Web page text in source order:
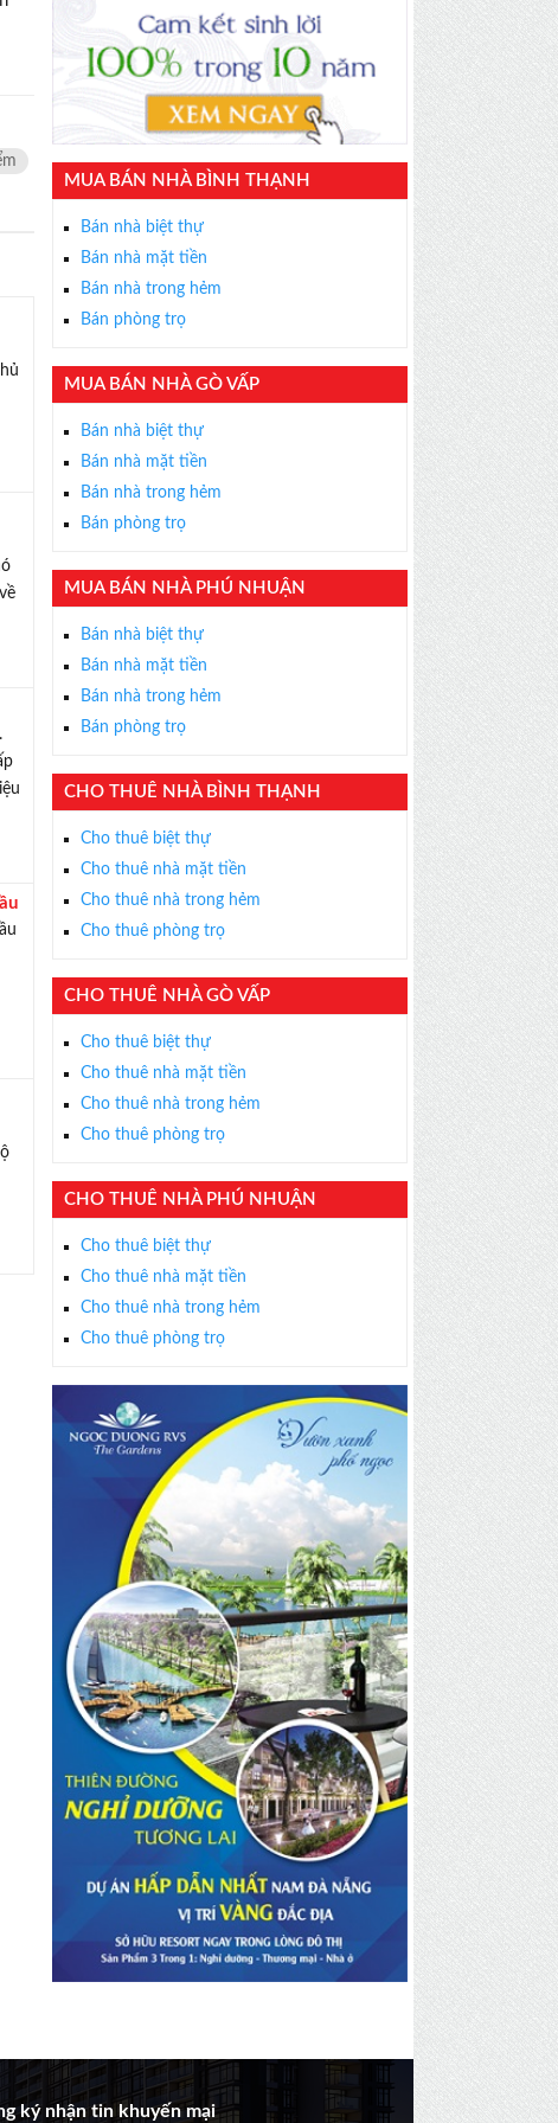
PHÍ
thân thiện, nhiệt tình,
tìm được BĐS ưng ý!
MUA BÁN NHÀ BÌNH THẠNH
Bán nhà biệt thự
Bán nhà mặt tiền
Bán nhà trong hẻm
Bán phòng trọ
MUA BÁN NHÀ GÒ VẤP
Bán nhà biệt thự
Bán nhà mặt tiền
Bán nhà trong hẻm
Bán phòng trọ
MUA BÁN NHÀ PHÚ NHUẬN
Bán nhà biệt thự
Bán nhà mặt tiền
Bán nhà trong hẻm
Bán phòng trọ
CHO THUÊ NHÀ BÌNH THẠNH
Cho thuê biệt thự
Cho thuê nhà mặt tiền
Cho thuê nhà trong hẻm
Cho thuê phòng trọ
CHO THUÊ NHÀ GÒ VẤP
Cho thuê biệt thự
Cho thuê nhà mặt tiền
Cho thuê nhà trong hẻm
Cho thuê phòng trọ
CHO THUÊ NHÀ PHÚ NHUẬN
Cho thuê biệt thự
Cho thuê nhà mặt tiền
Cho thuê nhà trong hẻm
Cho thuê phòng trọ
ký nhận tin khuyến mại